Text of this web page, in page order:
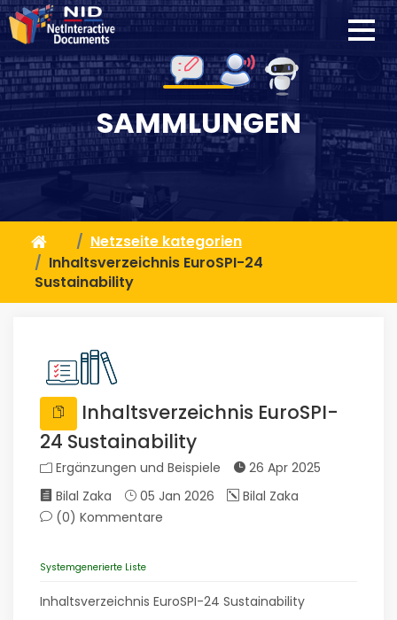
SAMMLUNGEN
Netzseite kategorien
Inhaltsverzeichnis EuroSPI-24
Sustainability
Inhaltsverzeichnis EuroSPI-
24 Sustainability
Ergänzungen und Beispiele
26 Apr 2025
Bilal Zaka
05 Jan 2026
Bilal Zaka
(0) Kommentare
Systemgenerierte Liste
Inhaltsverzeichnis EuroSPI-24 Sustainability